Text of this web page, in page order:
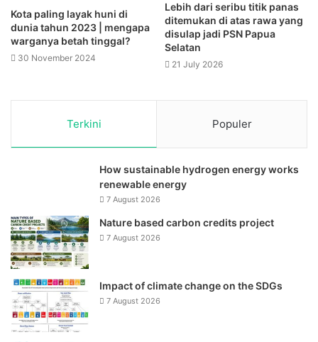
Kota paling layak huni di
dunia tahun 2023 | mengapa
warganya betah tinggal?
30 November 2024
Lebih dari seribu titik panas
ditemukan di atas rawa yang
disulap jadi PSN Papua
Selatan
21 July 2026
Terkini Populer
How sustainable hydrogen energy works
renewable energy
7 August 2026
Nature based carbon credits project
7 August 2026
Impact of climate change on the SDGs
7 August 2026